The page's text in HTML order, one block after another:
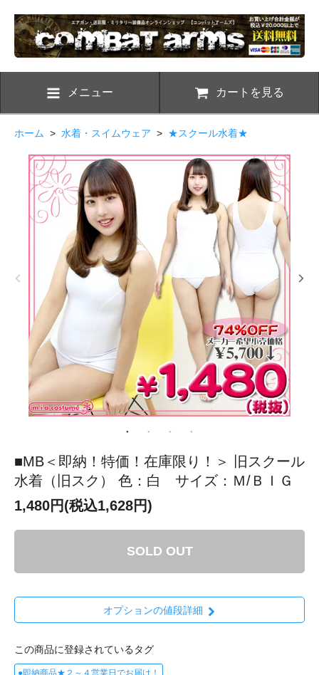
メニュー カートを見る
ホーム > 水着・スイムウェア > ★スクール水着★
■MB＜即納！特価！在庫限り！＞ 旧スクール
水着（旧スク） 色：白 サイズ：Ｍ/ＢＩＧ
1,480円(税込1,628円)
SOLD OUT
オプションの値段詳細
この商品に登録されているタグ